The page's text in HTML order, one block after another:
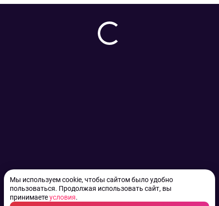
Мы используем cookie, чтобы сайтом было удобно
пользоваться. Продолжая использовать сайт, вы
принимаетеусловия.